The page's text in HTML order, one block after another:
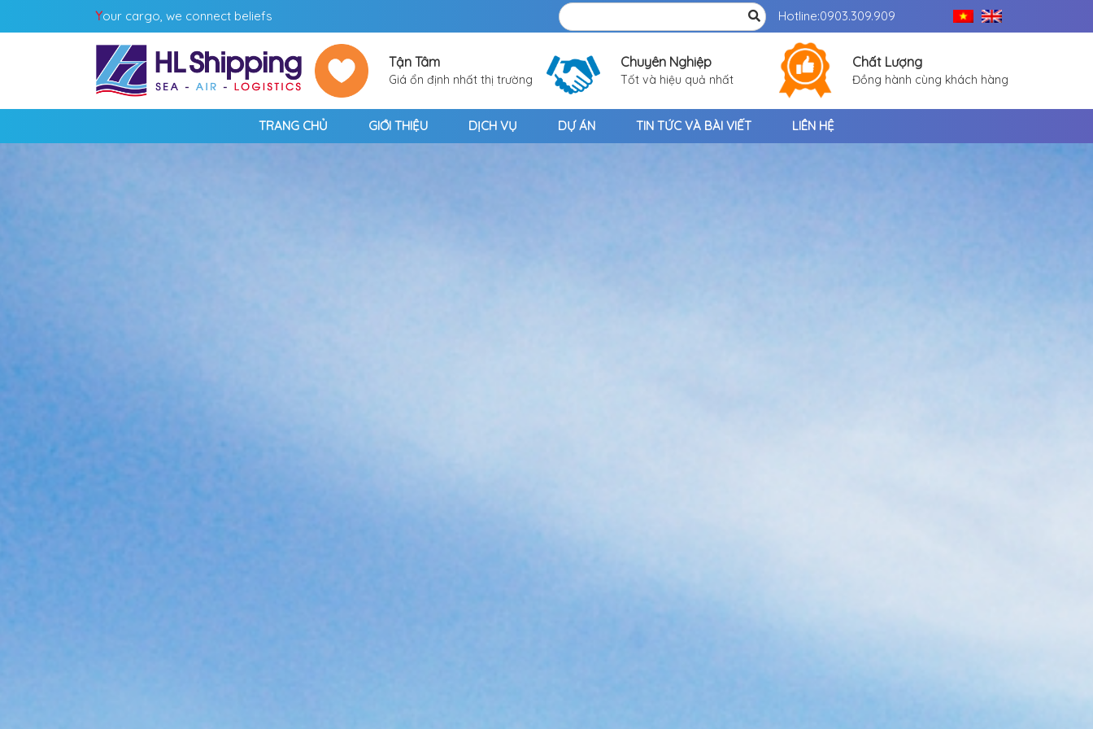
Your cargo, we connect beliefs Hotline:0903.309.909
Tận Tâm
Giá ổn định nhất thị trường
Chuyên Nghiệp
Tốt và hiệu quả nhất
Chất Lượng
Đồng hành cùng khách hàng
TRANG CHỦ GIỚI THIỆU DỊCH VỤ DỰ ÁN TIN TỨC VÀ BÀI VIẾT LIÊN HỆ